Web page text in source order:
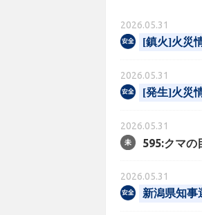
2026.05.31
[鎮火]火災
2026.05.31
[発生]火災
2026.05.31
595:クマの
2026.05.31
新潟県知事